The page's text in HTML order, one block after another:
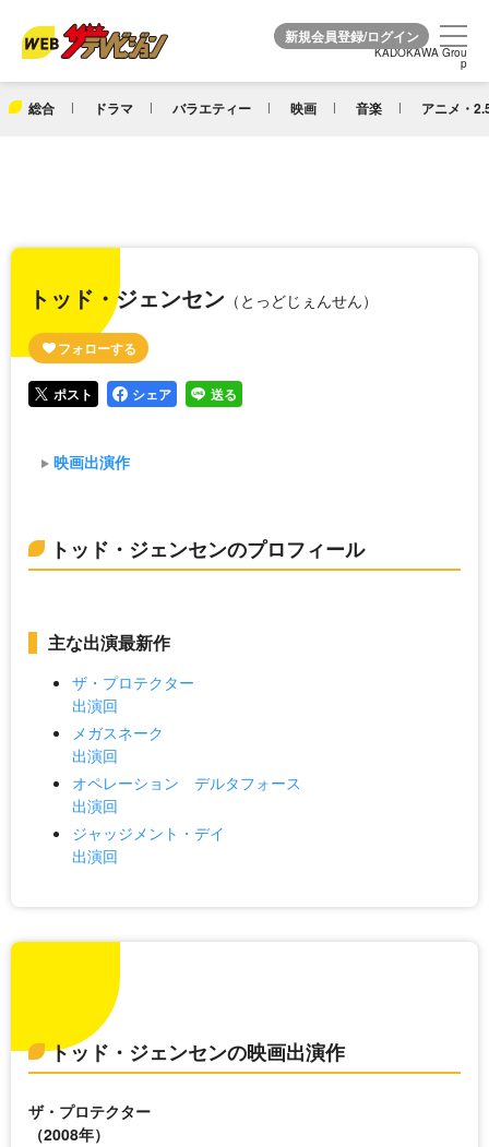
KADOKAWA Grou
p
総合 ドラマ バラエティー 映画 音楽 アニメ・
KADOKAWA Grou
p
トッド・ジェンセン （とっどじぇんせん）
ポスト シェア 送る
映画出演作
トッド・ジェンセンのプロフィール
主な出演最新作
ザ・プロテクター
出演回
メガスネーク
出演回
オペレーション デルタフォース
出演回
ジャッジメント・デイ
出演回
トッド・ジェンセンの映画出演作
ザ・プロテクター
（2008年）